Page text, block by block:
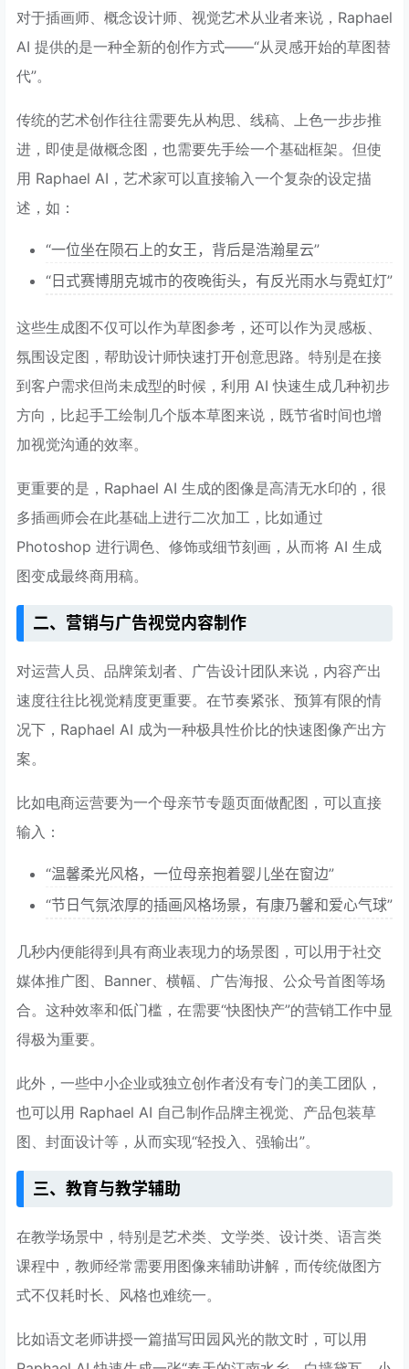
对于插画师、概念设计师、视觉艺术从业者来说，Raphael
AI 提供的是一种全新的创作方式——“从灵感开始的草图替
代”。
传统的艺术创作往往需要先从构思、线稿、上色一步步推
进，即使是做概念图，也需要先手绘一个基础框架。但使
用 Raphael AI，艺术家可以直接输入一个复杂的设定描
述，如：
“一位坐在陨石上的女王，背后是浩瀚星云”
“日式赛博朋克城市的夜晚街头，有反光雨水与霓虹灯”
这些生成图不仅可以作为草图参考，还可以作为灵感板、
氛围设定图，帮助设计师快速打开创意思路。特别是在接
到客户需求但尚未成型的时候，利用 AI 快速生成几种初步
方向，比起手工绘制几个版本草图来说，既节省时间也增
加视觉沟通的效率。
更重要的是，Raphael AI 生成的图像是高清无水印的，很
多插画师会在此基础上进行二次加工，比如通过
Photoshop 进行调色、修饰或细节刻画，从而将 AI 生成
图变成最终商用稿。
二、营销与广告视觉内容制作
对运营人员、品牌策划者、广告设计团队来说，内容产出
速度往往比视觉精度更重要。在节奏紧张、预算有限的情
况下，Raphael AI 成为一种极具性价比的快速图像产出方
案。
比如电商运营要为一个母亲节专题页面做配图，可以直接
输入：
“温馨柔光风格，一位母亲抱着婴儿坐在窗边”
“节日气氛浓厚的插画风格场景，有康乃馨和爱心气球”
几秒内便能得到具有商业表现力的场景图，可以用于社交
媒体推广图、Banner、横幅、广告海报、公众号首图等场
合。这种效率和低门槛，在需要“快图快产”的营销工作中显
得极为重要。
此外，一些中小企业或独立创作者没有专门的美工团队，
也可以用 Raphael AI 自己制作品牌主视觉、产品包装草
图、封面设计等，从而实现“轻投入、强输出”。
三、教育与教学辅助
在教学场景中，特别是艺术类、文学类、设计类、语言类
课程中，教师经常需要用图像来辅助讲解，而传统做图方
式不仅耗时长、风格也难统一。
比如语文老师讲授一篇描写田园风光的散文时，可以用